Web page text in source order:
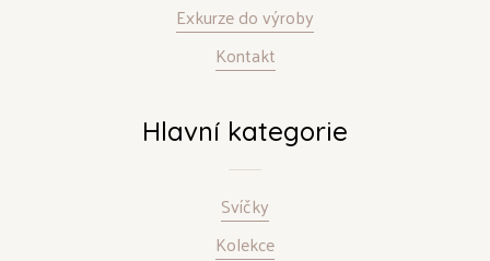
Exkurze do výroby
Kontakt
Hlavní kategorie
Svíčky
Kolekce